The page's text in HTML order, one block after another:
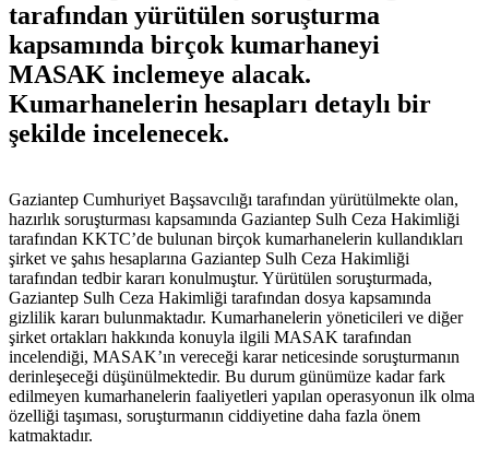
tarafından yürütülen soruşturma
kapsamında birçok kumarhaneyi
MASAK inclemeye alacak.
Kumarhanelerin hesapları detaylı bir
şekilde incelenecek.
Gaziantep Cumhuriyet Başsavcılığı tarafından yürütülmekte olan,
hazırlık soruşturması kapsamında Gaziantep Sulh Ceza Hakimliği
tarafından KKTC’de bulunan birçok kumarhanelerin kullandıkları
şirket ve şahıs hesaplarına Gaziantep Sulh Ceza Hakimliği
tarafından tedbir kararı konulmuştur. Yürütülen soruşturmada,
Gaziantep Sulh Ceza Hakimliği tarafından dosya kapsamında
gizlilik kararı bulunmaktadır. Kumarhanelerin yöneticileri ve diğer
şirket ortakları hakkında konuyla ilgili MASAK tarafından
incelendiği, MASAK’ın vereceği karar neticesinde soruşturmanın
derinleşeceği düşünülmektedir. Bu durum günümüze kadar fark
edilmeyen kumarhanelerin faaliyetleri yapılan operasyonun ilk olma
özelliği taşıması, soruşturmanın ciddiyetine daha fazla önem
katmaktadır.